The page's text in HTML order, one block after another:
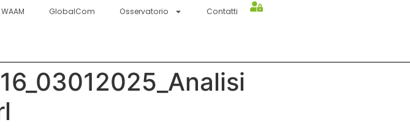
WAAM GlobalCom Osservatorio Contatti